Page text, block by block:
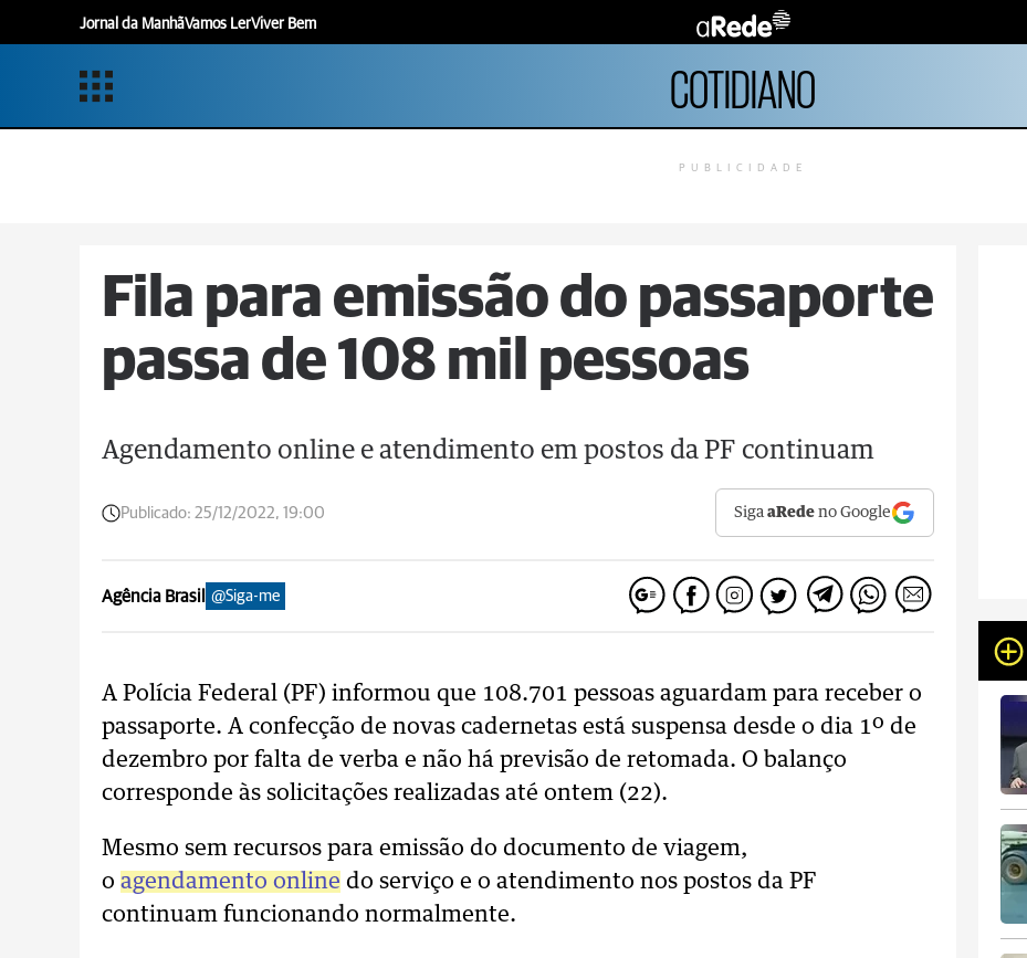
Jornal da ManhãVamos LerViver Bem
COTIDIANO
PUBLICIDADE
Fila para emissão do passaporte
passa de 108 mil pessoas
Agendamento online e atendimento em postos da PF continuam
Publicado: 25/12/2022, 19:00 SigaaRede no Google
Agência Brasil @Siga-me
A Polícia Federal (PF) informou que 108.701 pessoas aguardam para receber o
passaporte. A confecção de novas cadernetas está suspensa desde o dia 1º de
dezembro por falta de verba e não há previsão de retomada. O balanço
corresponde às solicitações realizadas até ontem (22).
Mesmo sem recursos para emissão do documento de viagem,
o agendamento online do serviço e o atendimento nos postos da PF
continuam funcionando normalmente.